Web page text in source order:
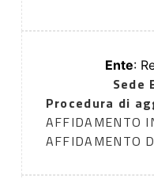
Ente:
Sede
Procedura di
AFFIDAMENTO
AFFIDAMENTO